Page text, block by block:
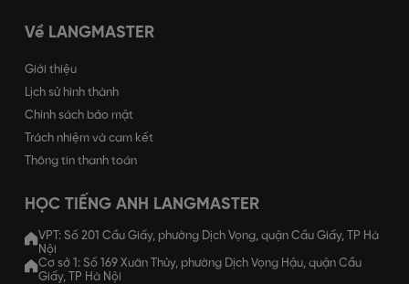
Về LANGMASTER
Giới thiệu
Lịch sử hình thành
Chính sách bảo mật
Trách nhiệm và cam kết
Thông tin thanh toán
HỌC TIẾNG ANH LANGMASTER
VPT: Số 201 Cầu Giấy, phường Dịch Vọng, quận Cầu Giấy, TP Hà
Nội
Cơ sở 1: Số 169 Xuân Thủy, phường Dịch Vọng Hậu, quận Cầu
Giấy, TP Hà Nội